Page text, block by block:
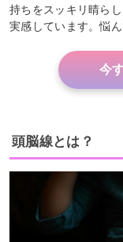
持ちをスッキリ晴ら
実感しています。悩
今
頭脳線とは？